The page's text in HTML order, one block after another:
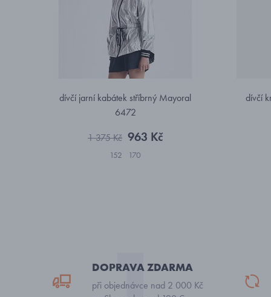
dívčí jarní kabátek stříbrný Mayoral
6472
1 375 Kč 963 Kč
152 170
dívčí
DOPRAVA ZDARMA
při objednávce nad 2 000 Kč